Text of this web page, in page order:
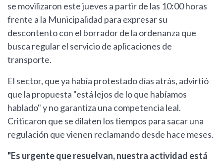
se movilizaron este jueves a partir de las 10:00 horas
frente a la Municipalidad para expresar su
descontento con el borrador de la ordenanza que
busca regular el servicio de aplicaciones de
transporte.
El sector, que ya había protestado días atrás, advirtió
que la propuesta "está lejos de lo que habíamos
hablado" y no garantiza una competencia leal.
Criticaron que se dilaten los tiempos para sacar una
regulación que vienen reclamando desde hace meses.
"Es urgente que resuelvan, nuestra actividad está